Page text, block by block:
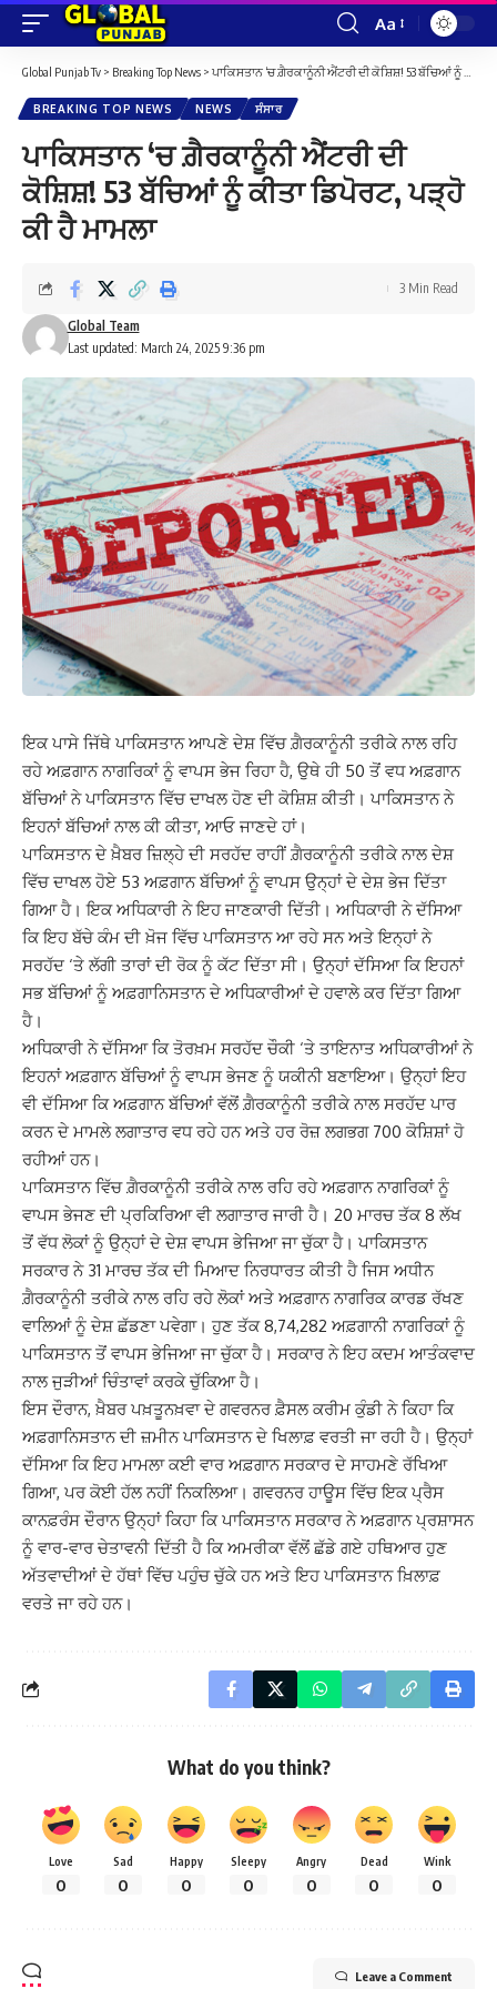
Font
Resizer
Aa
Global Punjab Tv > Breaking Top News > ਪਾਕਿਸਤਾਨ ‘ਚ ਗ਼ੈਰਕਾਨੂੰਨੀ ਐਂਟਰੀ ਦੀ ਕੋਸ਼ਿਸ਼! 53 ਬੱਚਿਆਂ ਨੂੰ ਕੀਤਾ ਡਿਪੋਰਟ, ਪੜ੍ਹੋ ਕੀ ਹੈ ਮਾਮਲਾ
BREAKING TOP NEWS NEWS ਸੰਸਾਰ
ਪਾਕਿਸਤਾਨ ‘ਚ ਗ਼ੈਰਕਾਨੂੰਨੀ ਐਂਟਰੀ ਦੀ
ਕੋਸ਼ਿਸ਼! 53 ਬੱਚਿਆਂ ਨੂੰ ਕੀਤਾ ਡਿਪੋਰਟ, ਪੜ੍ਹੋ
ਕੀ ਹੈ ਮਾਮਲਾ
Last updated: March 24, 2025 9:36 pm
Global Team
3 Min Read
ਇਕ ਪਾਸੇ ਜਿੱਥੇ ਪਾਕਿਸਤਾਨ ਆਪਣੇ ਦੇਸ਼ ਵਿੱਚ ਗ਼ੈਰਕਾਨੂੰਨੀ ਤਰੀਕੇ ਨਾਲ ਰਹਿ
ਰਹੇ ਅਫ਼ਗਾਨ ਨਾਗਰਿਕਾਂ ਨੂੰ ਵਾਪਸ ਭੇਜ ਰਿਹਾ ਹੈ, ਉਥੇ ਹੀ 50 ਤੋਂ ਵਧ ਅਫ਼ਗਾਨ
ਬੱਚਿਆਂ ਨੇ ਪਾਕਿਸਤਾਨ ਵਿੱਚ ਦਾਖਲ ਹੋਣ ਦੀ ਕੋਸ਼ਿਸ਼ ਕੀਤੀ। ਪਾਕਿਸਤਾਨ ਨੇ
ਇਹਨਾਂ ਬੱਚਿਆਂ ਨਾਲ ਕੀ ਕੀਤਾ, ਆਓ ਜਾਣਦੇ ਹਾਂ।
ਪਾਕਿਸਤਾਨ ਦੇ ਖ਼ੈਬਰ ਜ਼ਿਲ੍ਹੇ ਦੀ ਸਰਹੱਦ ਰਾਹੀਂ ਗ਼ੈਰਕਾਨੂੰਨੀ ਤਰੀਕੇ ਨਾਲ ਦੇਸ਼
ਵਿੱਚ ਦਾਖਲ ਹੋਏ 53 ਅਫ਼ਗਾਨ ਬੱਚਿਆਂ ਨੂੰ ਵਾਪਸ ਉਨ੍ਹਾਂ ਦੇ ਦੇਸ਼ ਭੇਜ ਦਿੱਤਾ
ਗਿਆ ਹੈ। ਇਕ ਅਧਿਕਾਰੀ ਨੇ ਇਹ ਜਾਣਕਾਰੀ ਦਿੱਤੀ। ਅਧਿਕਾਰੀ ਨੇ ਦੱਸਿਆ
ਕਿ ਇਹ ਬੱਚੇ ਕੰਮ ਦੀ ਖ਼ੋਜ ਵਿੱਚ ਪਾਕਿਸਤਾਨ ਆ ਰਹੇ ਸਨ ਅਤੇ ਇਨ੍ਹਾਂ ਨੇ
ਸਰਹੱਦ ‘ਤੇ ਲੱਗੀ ਤਾਰਾਂ ਦੀ ਰੋਕ ਨੂੰ ਕੱਟ ਦਿੱਤਾ ਸੀ। ਉਨ੍ਹਾਂ ਦੱਸਿਆ ਕਿ ਇਹਨਾਂ
ਸਭ ਬੱਚਿਆਂ ਨੂੰ ਅਫ਼ਗਾਨਿਸਤਾਨ ਦੇ ਅਧਿਕਾਰੀਆਂ ਦੇ ਹਵਾਲੇ ਕਰ ਦਿੱਤਾ ਗਿਆ
ਹੈ।
ਅਧਿਕਾਰੀ ਨੇ ਦੱਸਿਆ ਕਿ ਤੋਰਖ਼ਮ ਸਰਹੱਦ ਚੌਕੀ ‘ਤੇ ਤਾਇਨਾਤ ਅਧਿਕਾਰੀਆਂ ਨੇ
ਇਹਨਾਂ ਅਫ਼ਗਾਨ ਬੱਚਿਆਂ ਨੂੰ ਵਾਪਸ ਭੇਜਣ ਨੂੰ ਯਕੀਨੀ ਬਣਾਇਆ। ਉਨ੍ਹਾਂ ਇਹ
ਵੀ ਦੱਸਿਆ ਕਿ ਅਫ਼ਗਾਨ ਬੱਚਿਆਂ ਵੱਲੋਂ ਗ਼ੈਰਕਾਨੂੰਨੀ ਤਰੀਕੇ ਨਾਲ ਸਰਹੱਦ ਪਾਰ
ਕਰਨ ਦੇ ਮਾਮਲੇ ਲਗਾਤਾਰ ਵਧ ਰਹੇ ਹਨ ਅਤੇ ਹਰ ਰੋਜ਼ ਲਗਭਗ 700 ਕੋਸ਼ਿਸ਼ਾਂ ਹੋ
ਰਹੀਆਂ ਹਨ।
ਪਾਕਿਸਤਾਨ ਵਿੱਚ ਗ਼ੈਰਕਾਨੂੰਨੀ ਤਰੀਕੇ ਨਾਲ ਰਹਿ ਰਹੇ ਅਫ਼ਗਾਨ ਨਾਗਰਿਕਾਂ ਨੂੰ
ਵਾਪਸ ਭੇਜਣ ਦੀ ਪ੍ਰਕਿਰਿਆ ਵੀ ਲਗਾਤਾਰ ਜਾਰੀ ਹੈ। 20 ਮਾਰਚ ਤੱਕ 8 ਲੱਖ
ਤੋਂ ਵੱਧ ਲੋਕਾਂ ਨੂੰ ਉਨ੍ਹਾਂ ਦੇ ਦੇਸ਼ ਵਾਪਸ ਭੇਜਿਆ ਜਾ ਚੁੱਕਾ ਹੈ। ਪਾਕਿਸਤਾਨ
ਸਰਕਾਰ ਨੇ 31 ਮਾਰਚ ਤੱਕ ਦੀ ਮਿਆਦ ਨਿਰਧਾਰਤ ਕੀਤੀ ਹੈ ਜਿਸ ਅਧੀਨ
ਗ਼ੈਰਕਾਨੂੰਨੀ ਤਰੀਕੇ ਨਾਲ ਰਹਿ ਰਹੇ ਲੋਕਾਂ ਅਤੇ ਅਫ਼ਗਾਨ ਨਾਗਰਿਕ ਕਾਰਡ ਰੱਖਣ
ਵਾਲਿਆਂ ਨੂੰ ਦੇਸ਼ ਛੱਡਣਾ ਪਵੇਗਾ। ਹੁਣ ਤੱਕ 8,74,282 ਅਫ਼ਗਾਨੀ ਨਾਗਰਿਕਾਂ ਨੂੰ
ਪਾਕਿਸਤਾਨ ਤੋਂ ਵਾਪਸ ਭੇਜਿਆ ਜਾ ਚੁੱਕਾ ਹੈ। ਸਰਕਾਰ ਨੇ ਇਹ ਕਦਮ ਆਤੰਕਵਾਦ
ਨਾਲ ਜੁੜੀਆਂ ਚਿੰਤਾਵਾਂ ਕਰਕੇ ਚੁੱਕਿਆ ਹੈ।
ਇਸ ਦੌਰਾਨ, ਖ਼ੈਬਰ ਪਖ਼ਤੂਨਖ਼ਵਾ ਦੇ ਗਵਰਨਰ ਫ਼ੈਸਲ ਕਰੀਮ ਕੁੰਡੀ ਨੇ ਕਿਹਾ ਕਿ
ਅਫ਼ਗਾਨਿਸਤਾਨ ਦੀ ਜ਼ਮੀਨ ਪਾਕਿਸਤਾਨ ਦੇ ਖਿਲਾਫ਼ ਵਰਤੀ ਜਾ ਰਹੀ ਹੈ। ਉਨ੍ਹਾਂ
ਦੱਸਿਆ ਕਿ ਇਹ ਮਾਮਲਾ ਕਈ ਵਾਰ ਅਫ਼ਗਾਨ ਸਰਕਾਰ ਦੇ ਸਾਹਮਣੇ ਰੱਖਿਆ
ਗਿਆ, ਪਰ ਕੋਈ ਹੱਲ ਨਹੀਂ ਨਿਕਲਿਆ। ਗਵਰਨਰ ਹਾਊਸ ਵਿੱਚ ਇਕ ਪ੍ਰੈਸ
ਕਾਨਫ਼ਰੰਸ ਦੌਰਾਨ ਉਨ੍ਹਾਂ ਕਿਹਾ ਕਿ ਪਾਕਿਸਤਾਨ ਸਰਕਾਰ ਨੇ ਅਫ਼ਗਾਨ ਪ੍ਰਸ਼ਾਸਨ
ਨੂੰ ਵਾਰ-ਵਾਰ ਚੇਤਾਵਨੀ ਦਿੱਤੀ ਹੈ ਕਿ ਅਮਰੀਕਾ ਵੱਲੋਂ ਛੱਡੇ ਗਏ ਹਥਿਆਰ ਹੁਣ
ਅੱਤਵਾਦੀਆਂ ਦੇ ਹੱਥਾਂ ਵਿੱਚ ਪਹੁੰਚ ਚੁੱਕੇ ਹਨ ਅਤੇ ਇਹ ਪਾਕਿਸਤਾਨ ਖ਼ਿਲਾਫ਼
ਵਰਤੇ ਜਾ ਰਹੇ ਹਨ।
What do you think?
Love
0
Sad
0
Happy
0
Sleepy
0
Angry
0
Dead
0
Wink
0
Leave a Comment